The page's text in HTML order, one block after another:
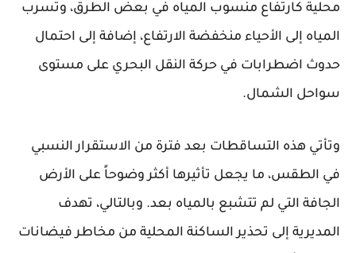
محلية كارتفاع منسوب المياه في بعض الطرق، وتسرب
المياه إلى الأحياء منخفضة الارتفاع، إضافة إلى احتمال
حدوث اضطرابات في حركة النقل البحري على مستوى
سواحل الشمال.
وتأتي هذه التساقطات بعد فترة من الاستقرار النسبي
في الطقس، ما يجعل تأثيرها أكثر وضوحاً على الأرض
الجافة التي لم تتشبع بالمياه بعد. وبالتالي، تهدف
المديرية إلى تحذير الساكنة المحلية من مخاطر فيضانات